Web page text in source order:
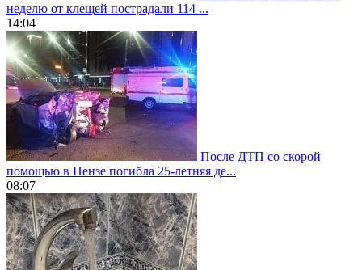
неделю от клещей пострадали 114 ...
14:04
После ДТП со скорой
помощью в Пензе погибла 25-летняя де...
08:07